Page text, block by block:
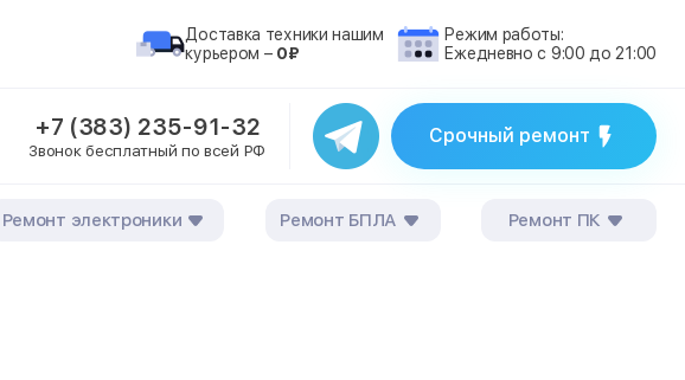
Доставка техники нашим
курьером – 0₽
Режим работы:
Ежедневно с 9:00 до 21:00
+7 (383) 235-91-32
Звонок бесплатный по всей РФ
Срочный ремонт
Ремонт электроники Ремонт БПЛА Ремонт ПК